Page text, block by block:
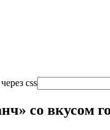
css
со вкусом